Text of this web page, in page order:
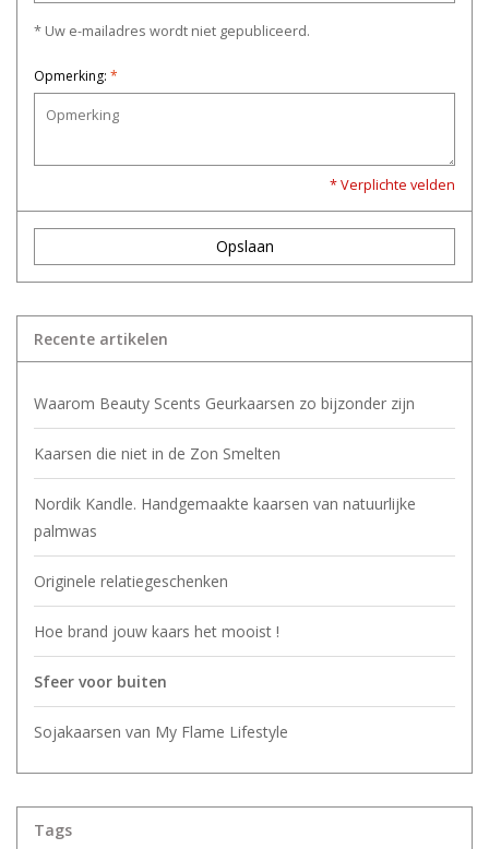
* Uw e-mailadres wordt niet gepubliceerd.
Opmerking: *
* Verplichte velden
Opslaan
Recente artikelen
Waarom Beauty Scents Geurkaarsen zo bijzonder zijn
Kaarsen die niet in de Zon Smelten
Nordik Kandle. Handgemaakte kaarsen van natuurlijke
palmwas
Originele relatiegeschenken
Hoe brand jouw kaars het mooist !
Sfeer voor buiten
Sojakaarsen van My Flame Lifestyle
Tags